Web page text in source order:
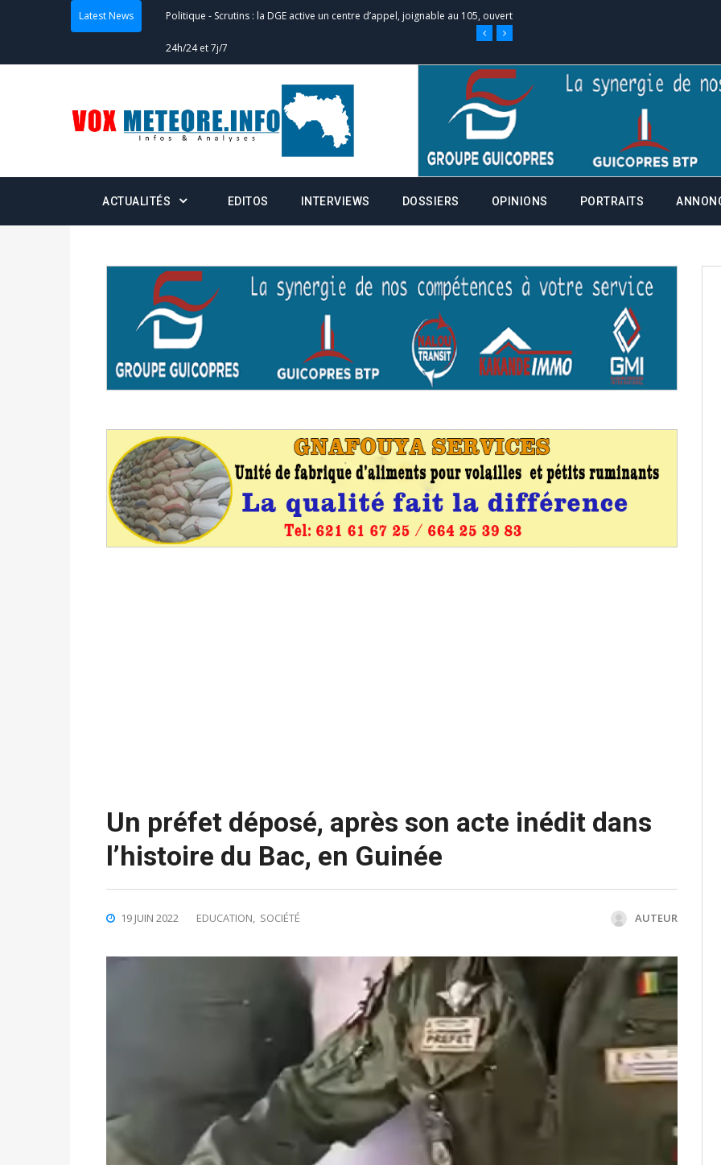
Latest News Politique - Scrutins : la DGE active un centre d’appel, joignable au 105, ouvert
24h/24 et 7j/7
Double scrutin du 31 mai : fin des campagnes ce jeudi 28 mai à
minuit
Actualités - Communiqué relatif à la délivrance de la fiche de procuration
Politique-Convocation des membres des Commissions Administratives de
Centralisation des Votes (CACV) à une prestation de serment et à une
Politique Candidats : désignez vos représentants aux CACV (centralisation
des votes) avant le 16 mai à 16h
Politique Double scrutin du 31 mai : retrait des cartes d’électeurs possible
du 16 au 31 mai 2026
avant le 16 mai 2026 à 16h
Politique-Proclamation des résultats globaux provisoires et des
statistiques des législatives et communales : ce 4 juin à 18h
Politique-Suite de la publication des résultats partiels des élections de mai
ACTUALITÉS EDITOS INTERVIEWS DOSSIERS OPINIONS PORTRAITS
Un préfet déposé, après son acte inédit dans
l’histoire du Bac, en Guinée
19 JUIN 2022 EDUCATION SOCIÉTÉ AUTEUR